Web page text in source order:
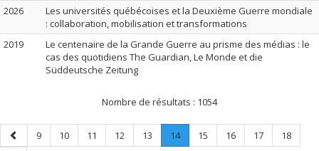
2026
Les universités québécoises et la Deuxième Guerre mondiale
: collaboration, mobilisation et transformations
2019
Le centenaire de la Grande Guerre au prisme des médias : le
cas des quotidiens The Guardian, Le Monde et die
Süddeutsche Zeitung
Nombre de résultats : 1054
Page
précédente
Page
9 Page
10 Page
11 Page
12 Page
13 Page
14.
Page
Page
15 Page
16 Page
17 Page
18